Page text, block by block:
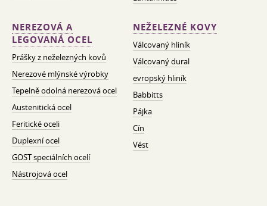
NEREZOVÁ A
LEGOVANÁ OCEL
Prášky z neželezných kovů
Nerezové mlýnské výrobky
Tepelně odolná nerezová ocel
Austenitická ocel
Feritické oceli
Duplexní ocel
GOST speciálních ocelí
Nástrojová ocel
NEŽELEZNÉ KOVY
Válcovaný hliník
Válcovaný dural
evropský hliník
Babbitts
Pájka
Cín
Vést